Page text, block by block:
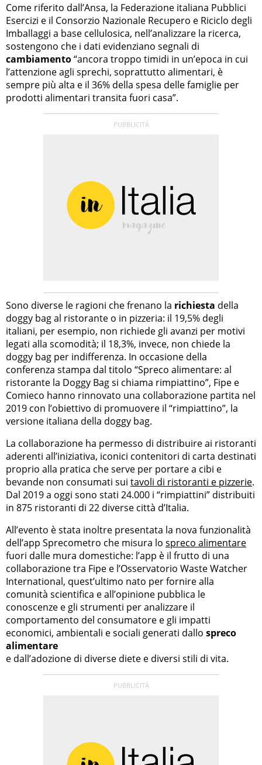
Come riferito dall’Ansa, la Federazione italiana Pubblici
Esercizi e il Consorzio Nazionale Recupero e Riciclo degli
Imballaggi a base cellulosica, nell’analizzare la ricerca,
sostengono che i dati evidenziano segnali di
cambiamento“ancora troppo timidi in un’epoca in cui
l’attenzione agli sprechi, soprattutto alimentari, è
sempre più alta e il 36% della spesa delle famiglie per
prodotti alimentari transita fuori casa”.
Sono diverse le ragioni che frenano la richiesta della
doggy bag al ristorante o in pizzeria: il 19,5% degli
italiani, per esempio, non richiede gli avanzi per motivi
legati alla scomodità; il 18,3%, invece, non chiede la
doggy bag per indifferenza. In occasione della
conferenza stampa dal titolo “Spreco alimentare: al
ristorante la Doggy Bag si chiama rimpiattino”, Fipe e
Comieco hanno rinnovato una collaborazione partita nel
2019 con l’obiettivo di promuovere il “rimpiattino”, la
versione italiana della doggy bag.
La collaborazione ha permesso di distribuire ai ristoranti
aderenti all’iniziativa, iconici contenitori di carta destinati
proprio alla pratica che serve per portare a cibi e
bevande non consumati sui tavoli di ristoranti e pizzerie.
Dal 2019 a oggi sono stati 24.000 i “rimpiattini” distribuiti
in 875 ristoranti di 22 diverse città d’Italia.
All’evento è stata inoltre presentata la nova funzionalità
dell’app Sprecometro che misura lo spreco alimentare
fuori dalle mura domestiche: l’app è il frutto di una
collaborazione tra Fipe e l’Osservatorio Waste Watcher
International, quest’ultimo nato per fornire alla
comunità scientifica e all’opinione pubblica le
conoscenze e gli strumenti per analizzare il
comportamento del consumatore e gli impatti
economici, ambientali e sociali generati dallo spreco
alimentare
e dall’adozione di diverse diete e diversi stili di vita.